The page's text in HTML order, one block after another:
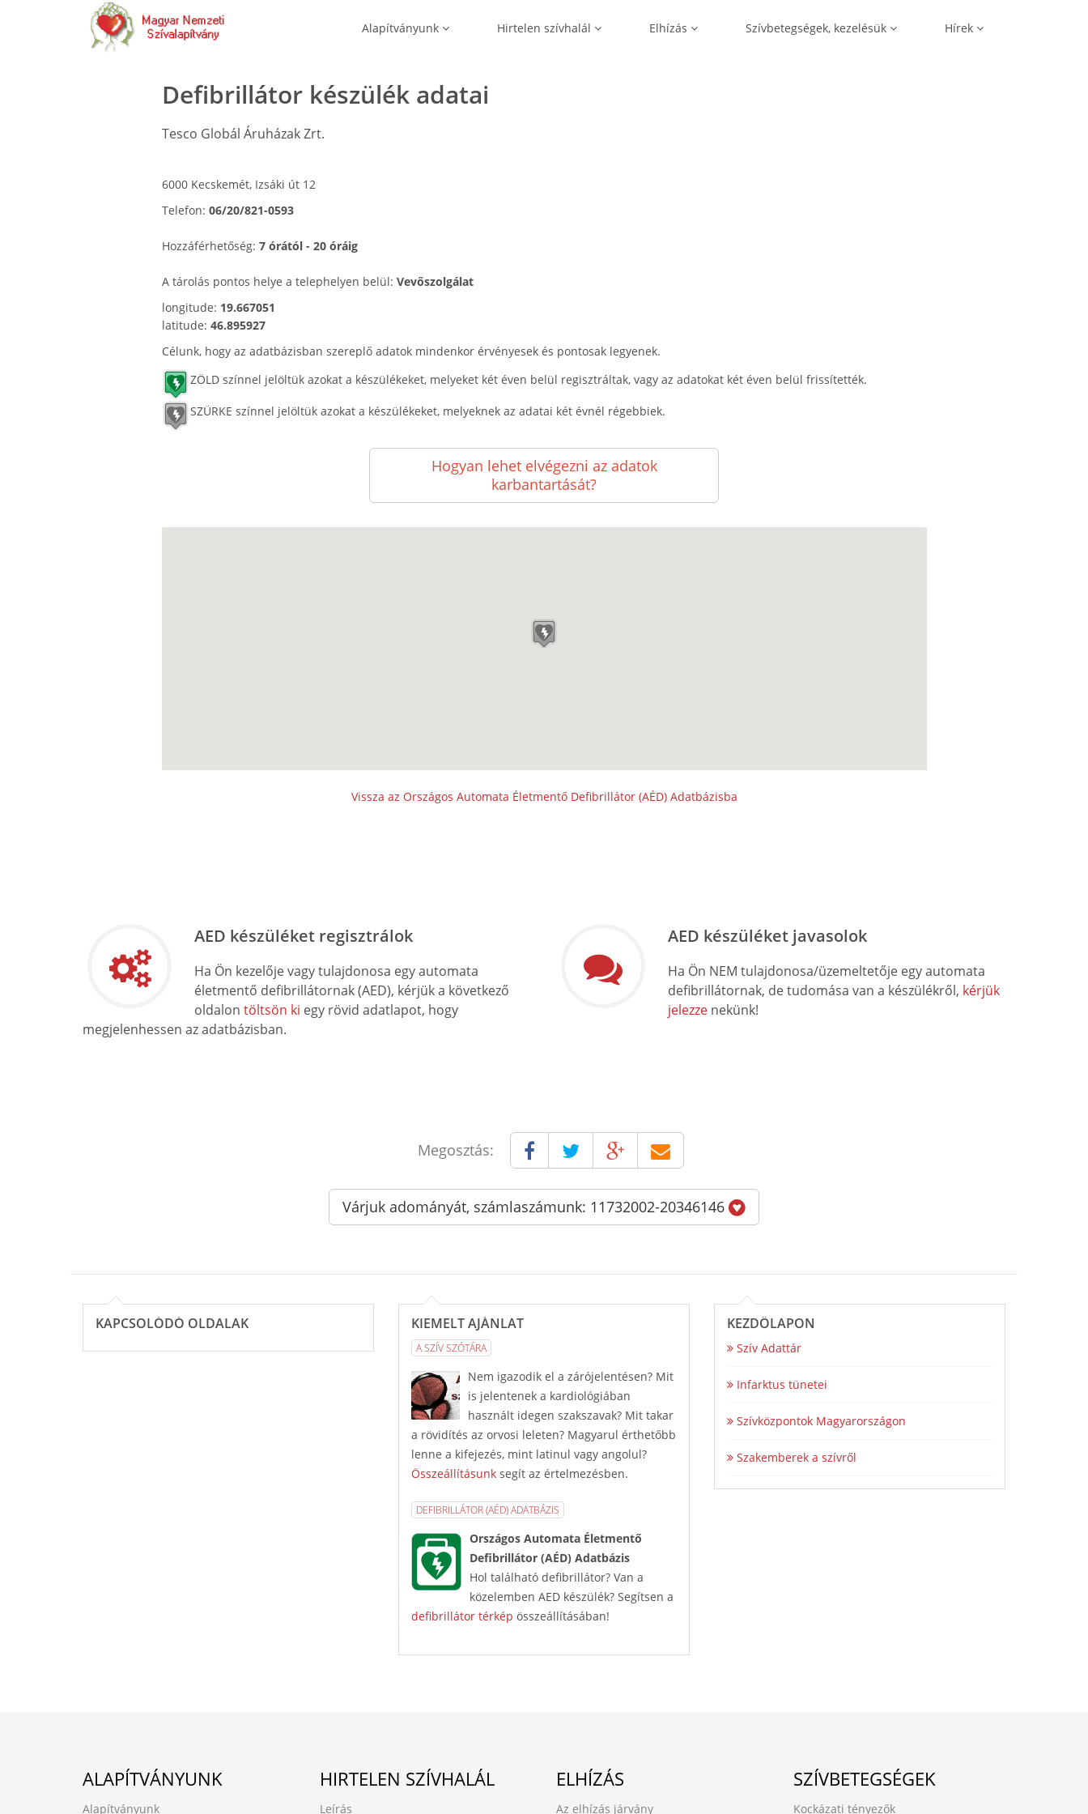
Alapítványunk Hirtelen szívhalál Elhízás Szívbetegségek, kezelésük Hírek
Defibrillátor készülék adatai
Tesco Globál Áruházak Zrt.
6000 Kecskemét, Izsáki út 12
Telefon: 06/20/821-0593
Hozzáférhetőség: 7 órától - 20 óráig
A tárolás pontos helye a telephelyen belül: Vevőszolgálat
longitude: 19.667051
latitude: 46.895927
Célunk, hogy az adatbázisban szereplő adatok mindenkor érvényesek és pontosak legyenek.
ZÖLD színnel jelöltük azokat a készülékeket, melyeket két éven belül regisztráltak, vagy az adatokat két éven belül frissítették.
SZÜRKE színnel jelöltük azokat a készülékeket, melyeknek az adatai két évnél régebbiek.
Hogyan lehet elvégezni az adatok
karbantartását?
Vissza az Országos Automata Életmentő Defibrillátor (AÉD) Adatbázisba
AED készüléket regisztrálok
Ha Ön kezelője vagy tulajdonosa egy automata
életmentő defibrillátornak (AED), kérjük a következő
oldalon töltsön ki egy rövid adatlapot, hogy
megjelenhessen az adatbázisban.
AED készüléket javasolok
Ha Ön NEM tulajdonosa/üzemeltetője egy automata
defibrillátornak, de tudomása van a készülékről, kérjük
jelezze nekünk!
Megosztás:
Várjuk adományát, számlaszámunk: 11732002-20346146
KAPCSOLÓDÓ OLDALAK KIEMELT AJÁNLAT
A SZÍV SZÓTÁRA
Nem igazodik el a zárójelentésen? Mit
is jelentenek a kardiológiában
használt idegen szakszavak? Mit takar
a rövidítés az orvosi leleten? Magyarul érthetőbb
lenne a kifejezés, mint latinul vagy angolul?
Összeállításunk segít az értelmezésben.
DEFIBRILLÁTOR (AÉD) ADATBÁZIS
Országos Automata Életmentő
Defibrillátor (AÉD) Adatbázis
Hol található defibrillátor? Van a
közelemben AED készülék? Segítsen a
defibrillátor térkép összeállításában!
KEZDŐLAPON
Szív Adattár
Infarktus tünetei
Szívközpontok Magyarországon
Szakemberek a szívről
ALAPÍTVÁNYUNK
Alapítványunk
HIRTELEN SZÍVHALÁL
Leírás
ELHÍZÁS
Az elhízás járvány
SZÍVBETEGSÉGEK
Kockázati tényezők